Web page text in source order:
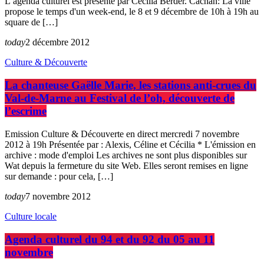
propose le temps d'un week-end, le 8 et 9 décembre de 10h à 19h au
square de […]
today2 décembre 2012
Culture & Découverte
La chanteuse Gaëlle Marie, les stations anti-crues du
Val-de-Marne au Festival de l’oh, découverte de
l’escrime
Emission Culture & Découverte en direct mercredi 7 novembre
2012 à 19h Présentée par : Alexis, Céline et Cécilia * L'émission en
archive : mode d'emploi Les archives ne sont plus disponibles sur
Wat depuis la fermeture du site Web. Elles seront remises en ligne
sur demande : pour cela, […]
today7 novembre 2012
Culture locale
Agenda culturel du 94 et du 92 du 05 au 11
novembre